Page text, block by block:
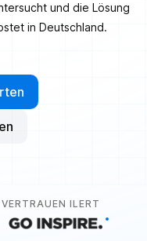
und die Lösung
in Deutschland.
ILERT